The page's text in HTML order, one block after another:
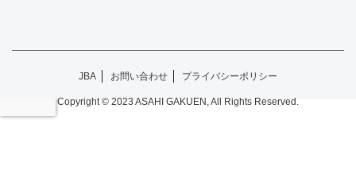
JBA お問い合わせ プライバシーポリシー
Copyright © 2023 ASAHI GAKUEN, All Rights Reserved.